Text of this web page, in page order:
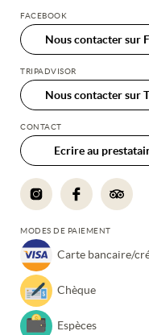
FACEBOOK
Nous contacter sur
TRIPADVISOR
Nous contacter sur
CONTACT
Ecrire au
MODES DE PAIEMENT
Carte bancaire/
Chèque
Espèces